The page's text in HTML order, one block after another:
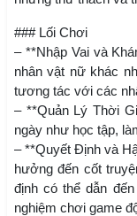
### Lối Chơi
– **Nhập Vai và
nhân vật nữ khác
tương tác với các
– **Quản Lý Thời
ngày như học tập,
– **Quyết Định và
hưởng đến cốt
định có thể dẫn
nghiệm chơi game